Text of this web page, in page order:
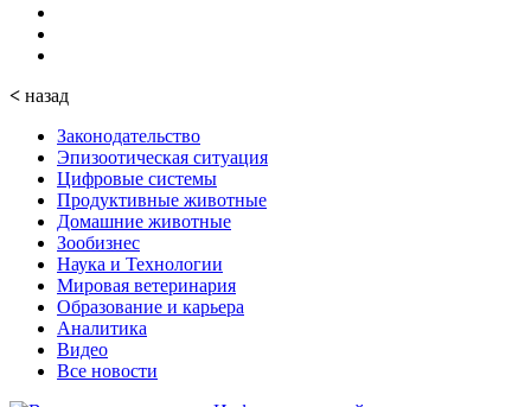
< назад
Законодательство
Эпизоотическая ситуация
Цифровые системы
Продуктивные животные
Домашние животные
Зообизнес
Наука и Технологии
Мировая ветеринария
Образование и карьера
Аналитика
Видео
Все новости